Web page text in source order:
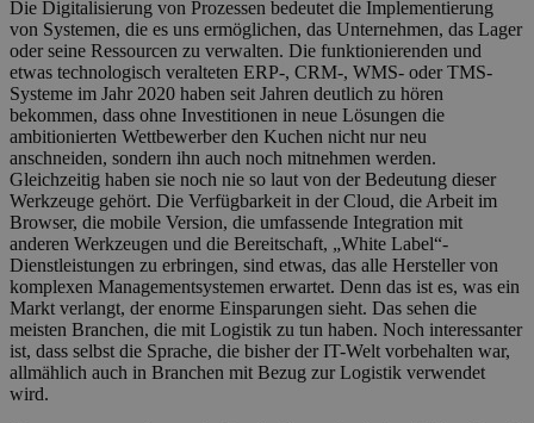
Die Digitalisierung von Prozessen bedeutet die Implementierung
von Systemen, die es uns ermöglichen, das Unternehmen, das Lager
oder seine Ressourcen zu verwalten. Die funktionierenden und
etwas technologisch veralteten ERP-, CRM-, WMS- oder TMS-
Systeme im Jahr 2020 haben seit Jahren deutlich zu hören
bekommen, dass ohne Investitionen in neue Lösungen die
ambitionierten Wettbewerber den Kuchen nicht nur neu
anschneiden, sondern ihn auch noch mitnehmen werden.
Gleichzeitig haben sie noch nie so laut von der Bedeutung dieser
Werkzeuge gehört. Die Verfügbarkeit in der Cloud, die Arbeit im
Browser, die mobile Version, die umfassende Integration mit
anderen Werkzeugen und die Bereitschaft, „White Label“-
Dienstleistungen zu erbringen, sind etwas, das alle Hersteller von
komplexen Managementsystemen erwartet. Denn das ist es, was ein
Markt verlangt, der enorme Einsparungen sieht. Das sehen die
meisten Branchen, die mit Logistik zu tun haben. Noch interessanter
ist, dass selbst die Sprache, die bisher der IT-Welt vorbehalten war,
allmählich auch in Branchen mit Bezug zur Logistik verwendet
wird.